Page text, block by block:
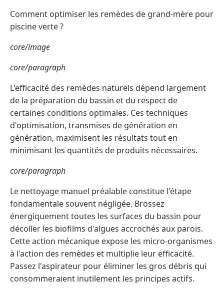
Comment optimiser les remèdes de grand-mère pour
piscine verte ?
core/image
core/paragraph
L'efficacité des remèdes naturels dépend largement
de la préparation du bassin et du respect de
certaines conditions optimales. Ces techniques
d'optimisation, transmises de génération en
génération, maximisent les résultats tout en
minimisant les quantités de produits nécessaires.
core/paragraph
Le nettoyage manuel préalable constitue l'étape
fondamentale souvent négligée. Brossez
énergiquement toutes les surfaces du bassin pour
décoller les biofilms d'algues accrochés aux parois.
Cette action mécanique expose les micro-organismes
à l'action des remèdes et multiplie leur efficacité.
Passez l'aspirateur pour éliminer les gros débris qui
consommeraient inutilement les principes actifs.